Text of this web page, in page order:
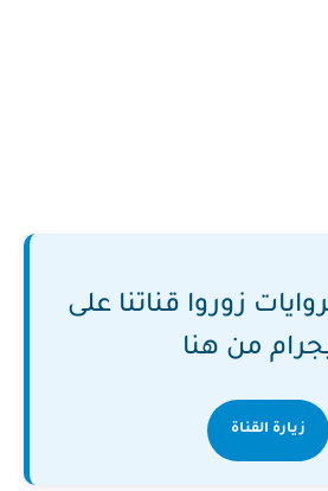
زوروا قناتنا على
من هنا
زيارة القناة